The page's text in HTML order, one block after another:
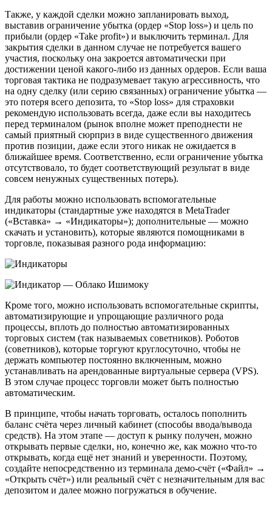
Также, у каждой сделки можно запланировать выход,
выставив ограничение убытка (ордер «Stop loss») и цель по
прибыли (ордер «Take profit») и выключить терминал. Для
закрытия сделки в данном случае не потребуется вашего
участия, поскольку она закроется автоматически при
достижении ценой какого-либо из данных ордеров. Если ваша
торговая тактика не подразумевает такую агрессивность, что
на одну сделку (или серию связанных) ограничение убытка —
это потеря всего депозита, то «Stop loss» для страховки
рекомендую использовать всегда, даже если вы находитесь
перед терминалом (рынок вполне может преподнести не
самый приятный сюрприз в виде существенного движения
против позиции, даже если этого никак не ожидается в
ближайшее время. Соответственно, если ограничение убытка
отсутствовало, то будет соответствующий результат в виде
совсем ненужных существенных потерь).
Для работы можно использовать вспомогательные
индикаторы (стандартные уже находятся в MetaTrader
(«Вставка» → «Индикаторы»); дополнительные — можно
скачать и установить), которые являются помощниками в
торговле, показывая разного рода информацию:
Кроме того, можно использовать вспомогательные скрипты,
автоматизирующие и упрощающие различного рода
процессы, вплоть до полностью автоматизированных
торговых систем (так называемых советников). Роботов
(советников), которые торгуют круглосуточно, чтобы не
держать компьютер постоянно включенным, можно
устанавливать на арендованные виртуальные сервера (VPS).
В этом случае процесс торговли может быть полностью
автоматическим.
В принципе, чтобы начать торговать, осталось пополнить
баланс счёта через личный кабинет (способы ввода/вывода
средств). На этом этапе — доступ к рынку получен, можно
открывать первые сделки, но, конечно же, как можно что-то
открывать, когда ещё нет знаний и уверенности. Поэтому,
создайте непосредственно из терминала демо-счёт («Файл» →
«Открыть счёт») или реальный счёт с незначительным для вас
депозитом и далее можно погружаться в обучение.